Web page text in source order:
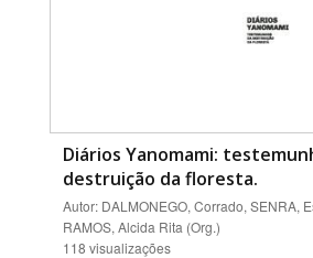
Diários Yanomami:
destruição da floresta.
Autor: DALMONEGO, Corrado, SENRA,
RAMOS, Alcida Rita (Org.)
118 visualizações